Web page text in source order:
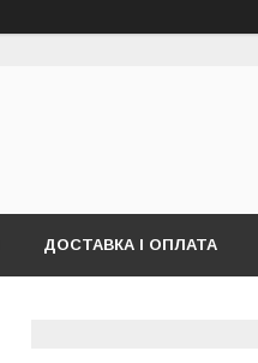
ДОСТАВКА І ОПЛАТА